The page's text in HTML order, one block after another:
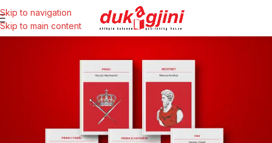
Skip to navigation
Skip to main content